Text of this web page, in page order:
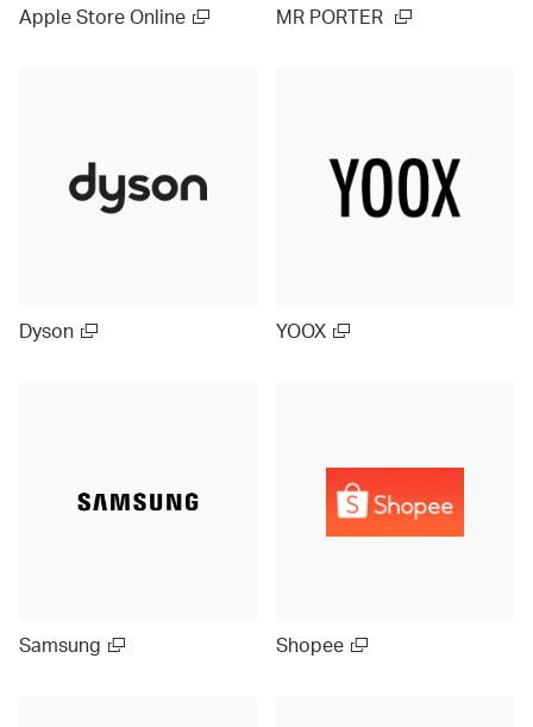
Apple Store Online MR PORTER
Dyson YOOX
Samsung Shopee